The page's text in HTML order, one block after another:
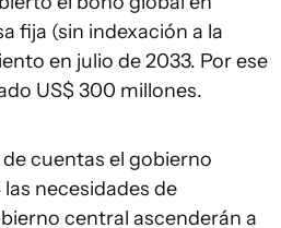
fija (sin indexación a la
en julio de 2033. Por ese
US$ 300 millones.
cuentas el gobierno
necesidades de
central ascenderán a